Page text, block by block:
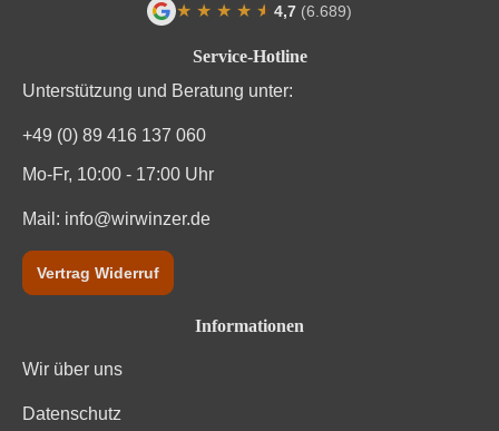
Service-Hotline
Unterstützung und Beratung unter:
+49 (0) 89 416 137 060
Mo-Fr, 10:00 - 17:00 Uhr
Mail: info@wirwinzer.de
Vertrag Widerruf
Informationen
Wir über uns
Datenschutz
★ ★ ★ ★ ★
★ 4,7 (6.689)